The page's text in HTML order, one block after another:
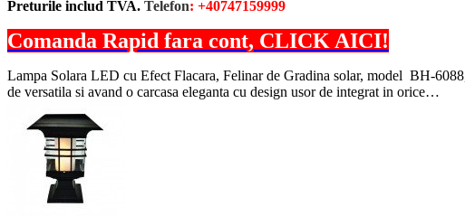
Preturile includ TVA. Telefon: +40747159999
Comanda Rapid fara cont, CLICK AICI!
Lampa Solara LED cu Efect Flacara, Felinar de Gradina solar, model BH-
de versatila si avand o carcasa eleganta cu design usor de integrat in orice…